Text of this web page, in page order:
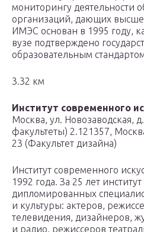
мониторингу деятельности
организаций, дающих
ИМЭС основан в 1995 году,
вузе подтверждено
образовательным
3.32 км
Институт современного
Москва, ул. Новозаводская,
факультеты) 2.121357,
23 (Факультет дизайна)
Институт современного
1992 года. За 25 лет
дипломированных
и культуры: актеров,
телевидения, дизайнеров,
и радио, режиссеров